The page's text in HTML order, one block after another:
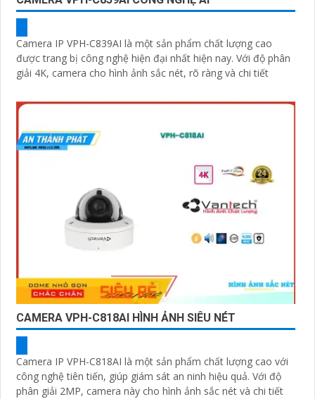
Camera IP VPH-C839AI là một sản phẩm chất lượng cao
được trang bị công nghệ hiện đại nhất hiện nay. Với độ phân
giải 4K, camera cho hình ảnh sắc nét, rõ ràng và chi tiết
CAMERA VPH-C818AI HÌNH ẢNH SIÊU NÉT
Camera IP VPH-C818AI là một sản phẩm chất lượng cao với
công nghệ tiên tiến, giúp giám sát an ninh hiệu quả. Với độ
phân giải 2MP, camera này cho hình ảnh sắc nét và chi tiết